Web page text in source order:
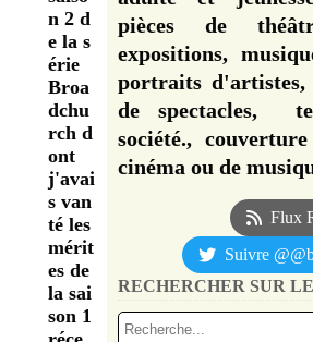
n 2 d
e la s
érie
Broa
dchu
rch d
ont
j'avai
s van
té les
mérit
es de
la sai
son 1
pièces de
expositions,
portraits d'artistes,
de spectacles,
société.,
cinéma ou de
Flux
Suivre
RECHERCHER SUR